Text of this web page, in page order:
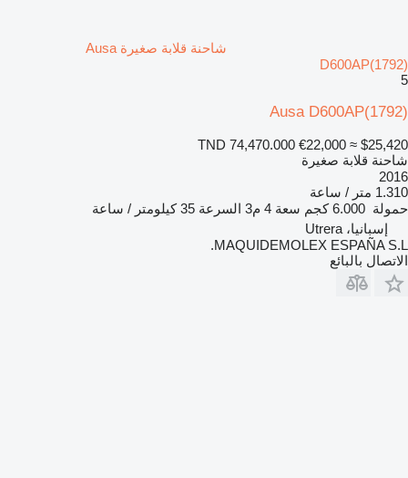
شاحنة قلابة صغيرة Ausa
D600AP(1792)
5
Ausa D600AP(1792)
TND 74,470.000 €22,000 ≈ $25,420
شاحنة قلابة صغيرة
2016
1.310 متر / ساعة
حمولة 6.000 كجم سعة 4 م3 السرعة 35 كيلومتر / ساعة
إسبانيا، Utrera
MAQUIDEMOLEX ESPAÑA S.L.
الاتصال بالبائع